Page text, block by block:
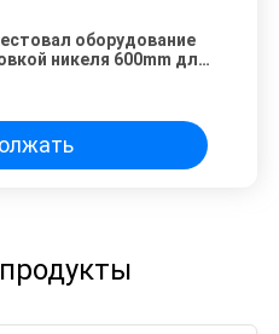
оборудование
никеля 600mm для